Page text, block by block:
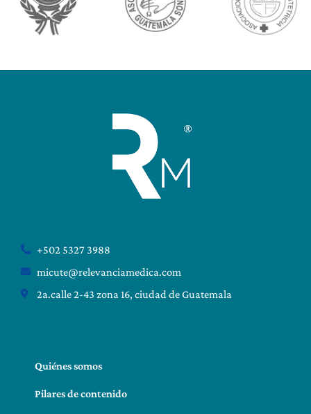
+502 5327 3988
micute@relevanciamedica.com
2a.calle 2-43 zona 16, ciudad de Guatemala
Quiénes somos
Pilares de contenido